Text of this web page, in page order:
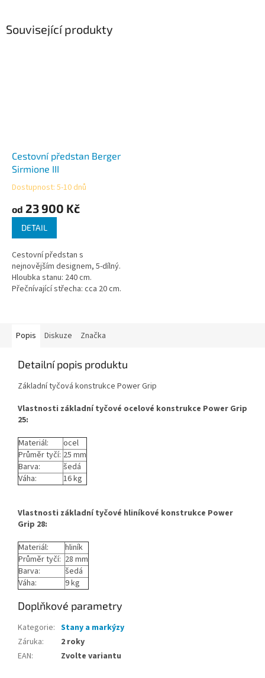
Související produkty
Cestovní předstan Berger
Sirmione III
Průměrné
produktu
5
hvězdiček.
Dostupnost: 5-10 dnů
od 23 900 Kč
DETAIL
Cestovní předstan s
nejnovějším designem, 5-dílný.
Hloubka stanu: 240 cm.
Přečnívající střecha: cca 20 cm.
Popis Diskuze Značka
Detailní popis produktu
Základní tyčová konstrukce Power Grip
Vlastnosti základní tyčové ocelové konstrukce Power Grip
25:
Materiál:
ocel
Průměr tyčí: 25 mm
Barva:
šedá
Váha:
16 kg
Vlastnosti základní tyčové hliníkové konstrukce Power
Grip 28:
Materiál:
hliník
Průměr tyčí: 28 mm
Barva:
šedá
Váha:
9 kg
Doplňkové parametry
Kategorie: Stany a markýzy
Záruka:
2 roky
EAN: Zvolte variantu